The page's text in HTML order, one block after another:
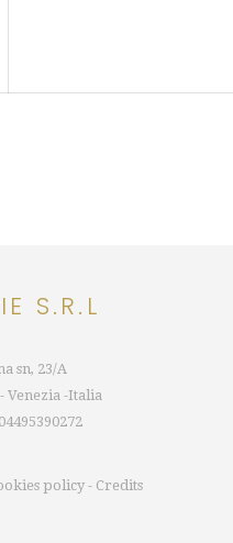
S.R.L
sn, 23/A
Venezia -Italia
04495390272
policy- Credits